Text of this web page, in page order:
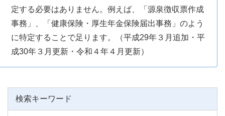
定する必要はありません。例えば、「源泉徴収票作成
事務」、「健康保険・厚生年金保険届出事務」のよう
に特定することで足ります。（平成29年３月追加・平
成30年３月更新・令和４年４月更新）
検索キーワード